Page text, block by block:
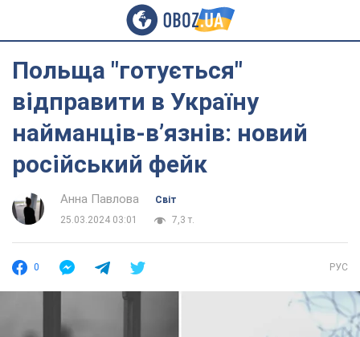
Польща "готується"
відправити в Україну
найманців-в’язнів: новий
російський фейк
Анна Павлова
Світ
25.03.2024 03:01
7,3 т.
0 РУС